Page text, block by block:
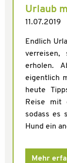
Urlaub
11.07.2019
Endlich
verreisen,
erholen.
eigentlich
heute
Reise mit
sodass es
Hund ein
Mehr